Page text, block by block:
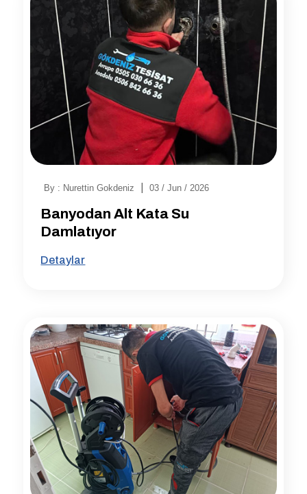
By : Nurettin Gokdeniz 03 / Jun / 2026
Banyodan Alt Kata Su
Damlatıyor
Detaylar